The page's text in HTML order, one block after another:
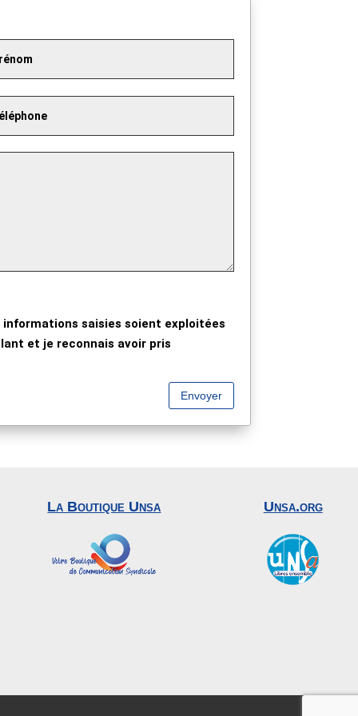
saisies soient exploitées
et je reconnais avoir pris
Envoyer
La Boutique Unsa Unsa.org